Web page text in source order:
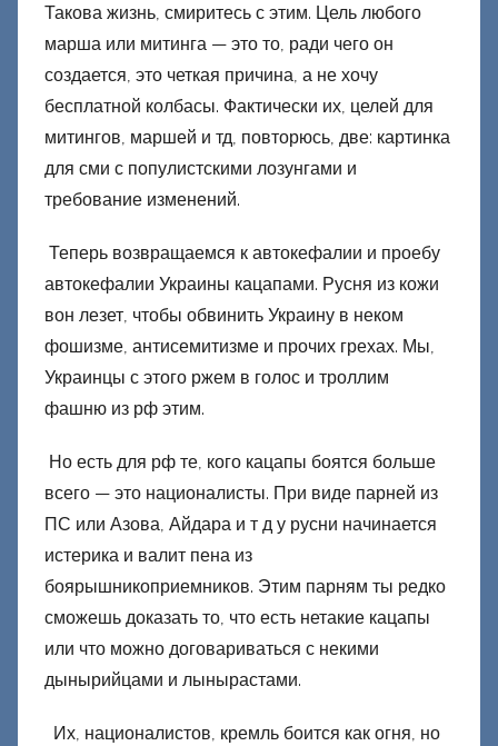
Такова жизнь, смиритесь с этим. Цель любого
марша или митинга — это то, ради чего он
создается, это четкая причина, а не хочу
бесплатной колбасы. Фактически их, целей для
митингов, маршей и тд, повторюсь, две: картинка
для сми с популистскими лозунгами и
требование изменений.
Теперь возвращаемся к автокефалии и проебу
автокефалии Украины кацапами. Русня из кожи
вон лезет, чтобы обвинить Украину в неком
фошизме, антисемитизме и прочих грехах. Мы,
Украинцы с этого ржем в голос и троллим
фашню из рф этим.
Но есть для рф те, кого кацапы боятся больше
всего — это националисты. При виде парней из
ПС или Азова, Айдара и т д у русни начинается
истерика и валит пена из
боярышникоприемников. Этим парням ты редко
сможешь доказать то, что есть нетакие кацапы
или что можно договариваться с некими
дынырийцами и лынырастами.
Их, националистов, кремль боится как огня, но